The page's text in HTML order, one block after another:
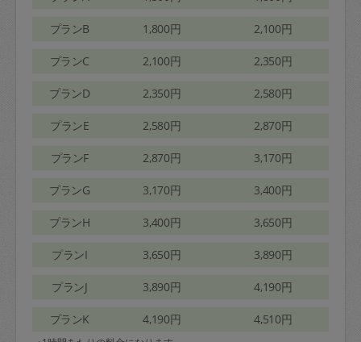
プランB 1,800円 2,100円
プランC 2,100円 2,350円
プランD 2,350円 2,580円
プランE 2,580円 2,870円
プランF 2,870円 3,170円
プランG 3,170円 3,400円
プランH 3,400円 3,650円
プランI 3,650円 3,890円
プランJ 3,890円 4,190円
プランK 4,190円 4,510円